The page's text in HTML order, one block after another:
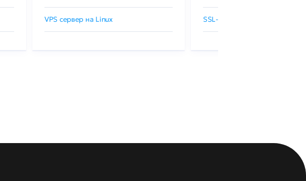
VPS сервер на Linux SSL-сертификаты GlobalSign